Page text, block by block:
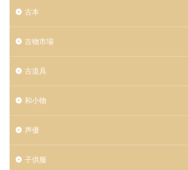
古本
古物市場
古道具
和小物
声優
子供服